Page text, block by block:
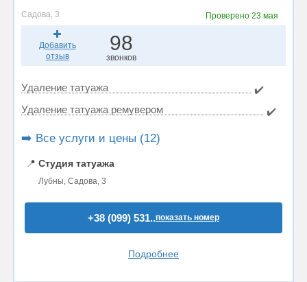
Садова, 3 Проверено 23 мая
Добавить
отзыв
98
звонков
Удаление татуажа
✔️
Удаление татуажа ремувером
✔️
➡️ Все услуги и цены (12)
📍 Студия татуажа
Лубны, Садова, 3
+38 (099) 531..показать номер
Подробнее